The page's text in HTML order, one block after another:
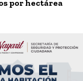
por hectárea